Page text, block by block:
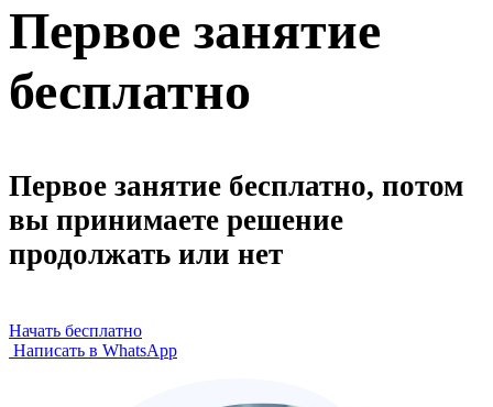
Первое занятие
бесплатно
Первое занятие бесплатно, потом
вы принимаете решение
продолжать или нет
Начать бесплатно
Написать в WhatsApp